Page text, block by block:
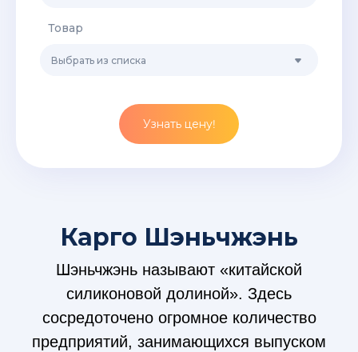
Товар
Выбрать из списка
Узнать цену!
Карго Шэньчжэнь
Шэньчжэнь называют «китайской
силиконовой долиной». Здесь
сосредоточено огромное количество
предприятий, занимающихся выпуском